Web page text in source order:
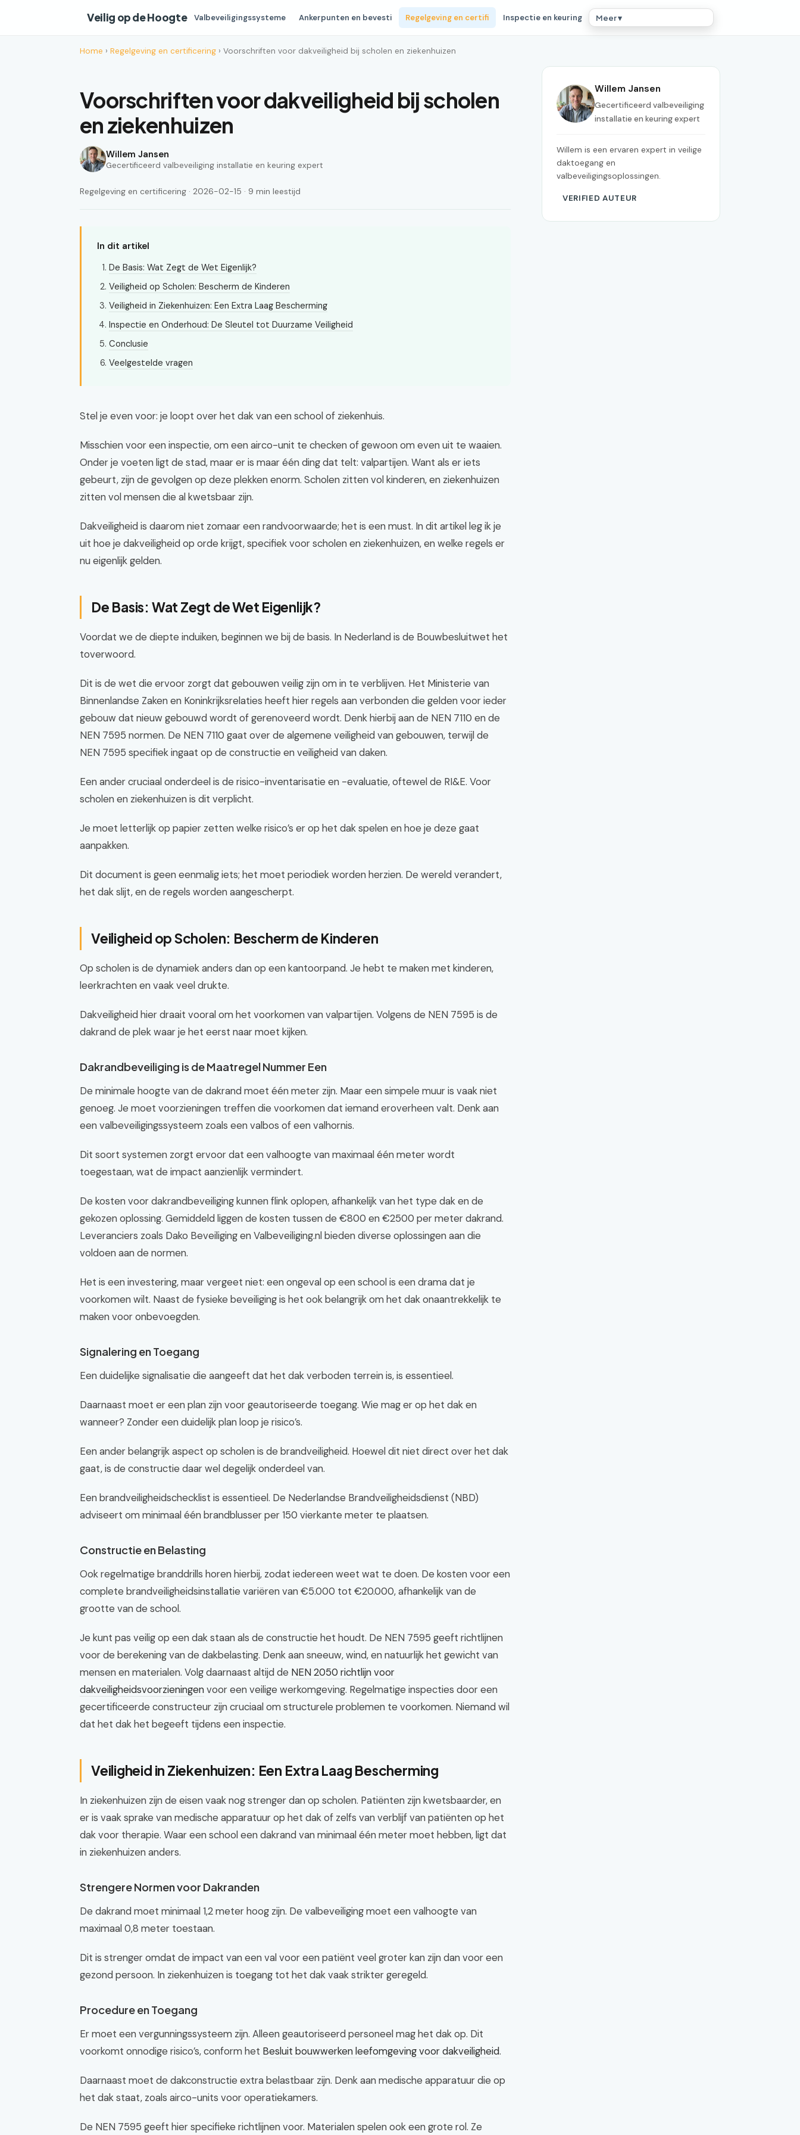
Veilig op de Hoogte Valbeveiligingssysteme Ankerpunten en bevesti Regelgeving en certifi Inspectie en keuring Meer ▾
Home › Regelgeving en certificering › Voorschriften voor dakveiligheid bij scholen en ziekenhuizen
Voorschriften voor dakveiligheid bij scholen
en ziekenhuizen
Willem Jansen
Gecertificeerd valbeveiliging installatie en keuring expert
Regelgeving en certificering · 2026-02-15 · 9 min leestijd
In dit artikel
De Basis: Wat Zegt de Wet Eigenlijk?
Veiligheid op Scholen: Bescherm de Kinderen
Veiligheid in Ziekenhuizen: Een Extra Laag Bescherming
Inspectie en Onderhoud: De Sleutel tot Duurzame Veiligheid
Conclusie
Veelgestelde vragen
Stel je even voor: je loopt over het dak van een school of ziekenhuis.
Misschien voor een inspectie, om een airco-unit te checken of gewoon om even uit te waaien.
Onder je voeten ligt de stad, maar er is maar één ding dat telt: valpartijen. Want als er iets
gebeurt, zijn de gevolgen op deze plekken enorm. Scholen zitten vol kinderen, en ziekenhuizen
zitten vol mensen die al kwetsbaar zijn.
Dakveiligheid is daarom niet zomaar een randvoorwaarde; het is een must. In dit artikel leg ik je
uit hoe je dakveiligheid op orde krijgt, specifiek voor scholen en ziekenhuizen, en welke regels er
nu eigenlijk gelden.
De Basis: Wat Zegt de Wet Eigenlijk?
Voordat we de diepte induiken, beginnen we bij de basis. In Nederland is de Bouwbesluitwet het
toverwoord.
Dit is de wet die ervoor zorgt dat gebouwen veilig zijn om in te verblijven. Het Ministerie van
Binnenlandse Zaken en Koninkrijksrelaties heeft hier regels aan verbonden die gelden voor ieder
gebouw dat nieuw gebouwd wordt of gerenoveerd wordt. Denk hierbij aan de NEN 7110 en de
NEN 7595 normen. De NEN 7110 gaat over de algemene veiligheid van gebouwen, terwijl de
NEN 7595 specifiek ingaat op de constructie en veiligheid van daken.
Een ander cruciaal onderdeel is de risico-inventarisatie en -evaluatie, oftewel de RI&E. Voor
scholen en ziekenhuizen is dit verplicht.
Je moet letterlijk op papier zetten welke risico’s er op het dak spelen en hoe je deze gaat
aanpakken.
Dit document is geen eenmalig iets; het moet periodiek worden herzien. De wereld verandert,
het dak slijt, en de regels worden aangescherpt.
Veiligheid op Scholen: Bescherm de Kinderen
Op scholen is de dynamiek anders dan op een kantoorpand. Je hebt te maken met kinderen,
leerkrachten en vaak veel drukte.
Dakveiligheid hier draait vooral om het voorkomen van valpartijen. Volgens de NEN 7595 is de
dakrand de plek waar je het eerst naar moet kijken.
Dakrandbeveiliging is de Maatregel Nummer Een
De minimale hoogte van de dakrand moet één meter zijn. Maar een simpele muur is vaak niet
genoeg. Je moet voorzieningen treffen die voorkomen dat iemand eroverheen valt. Denk aan
een valbeveiligingssysteem zoals een valbos of een valhornis.
Dit soort systemen zorgt ervoor dat een valhoogte van maximaal één meter wordt
toegestaan, wat de impact aanzienlijk vermindert.
De kosten voor dakrandbeveiliging kunnen flink oplopen, afhankelijk van het type dak en de
gekozen oplossing. Gemiddeld liggen de kosten tussen de €800 en €2500 per meter dakrand.
Leveranciers zoals Dako Beveiliging en Valbeveiliging.nl bieden diverse oplossingen aan die
voldoen aan de normen.
Het is een investering, maar vergeet niet: een ongeval op een school is een drama dat je
voorkomen wilt. Naast de fysieke beveiliging is het ook belangrijk om het dak onaantrekkelijk te
maken voor onbevoegden.
Signalering en Toegang
Een duidelijke signalisatie die aangeeft dat het dak verboden terrein is, is essentieel.
Daarnaast moet er een plan zijn voor geautoriseerde toegang. Wie mag er op het dak en
wanneer? Zonder een duidelijk plan loop je risico’s.
Een ander belangrijk aspect op scholen is de brandveiligheid. Hoewel dit niet direct over het dak
gaat, is de constructie daar wel degelijk onderdeel van.
Een brandveiligheidschecklist is essentieel. De Nederlandse Brandveiligheidsdienst (NBD)
adviseert om minimaal één brandblusser per 150 vierkante meter te plaatsen.
Constructie en Belasting
Ook regelmatige branddrills horen hierbij, zodat iedereen weet wat te doen. De kosten voor een
complete brandveiligheidsinstallatie variëren van €5.000 tot €20.000, afhankelijk van de
grootte van de school.
Je kunt pas veilig op een dak staan als de constructie het houdt. De NEN 7595 geeft richtlijnen
voor de berekening van de dakbelasting. Denk aan sneeuw, wind, en natuurlijk het gewicht van
mensen en materialen. Volg daarnaast altijd de NEN 2050 richtlijn voor
dakveiligheidsvoorzieningenvoor een veilige werkomgeving. Regelmatige inspecties door een
gecertificeerde constructeur zijn cruciaal om structurele problemen te voorkomen. Niemand wil
dat het dak het begeeft tijdens een inspectie.
Veiligheid in Ziekenhuizen: Een Extra Laag Bescherming
In ziekenhuizen zijn de eisen vaak nog strenger dan op scholen. Patiënten zijn kwetsbaarder, en
er is vaak sprake van medische apparatuur op het dak of zelfs van verblijf van patiënten op het
dak voor therapie. Waar een school een dakrand van minimaal één meter moet hebben, ligt dat
in ziekenhuizen anders.
Strengere Normen voor Dakranden
De dakrand moet minimaal 1,2 meter hoog zijn. De valbeveiliging moet een valhoogte van
maximaal 0,8 meter toestaan.
Dit is strenger omdat de impact van een val voor een patiënt veel groter kan zijn dan voor een
gezond persoon. In ziekenhuizen is toegang tot het dak vaak strikter geregeld.
Procedure en Toegang
Er moet een vergunningssysteem zijn. Alleen geautoriseerd personeel mag het dak op. Dit
voorkomt onnodige risico’s, conform het Besluit bouwwerken leefomgeving voor dakveiligheid.
Daarnaast moet de dakconstructie extra belastbaar zijn. Denk aan medische apparatuur die op
het dak staat, zoals airco-units voor operatiekamers.
De NEN 7595 geeft hier specifieke richtlijnen voor. Materialen spelen ook een grote rol. Ze
Willem Jansen
Gecertificeerd valbeveiliging
installatie en keuring expert
Willem is een ervaren expert in veilige
daktoegang en
valbeveiligingsoplossingen.
VERIFIED AUTEUR